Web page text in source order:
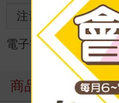
注音
電子書 ＞ 漫畫 ＞
商品評價